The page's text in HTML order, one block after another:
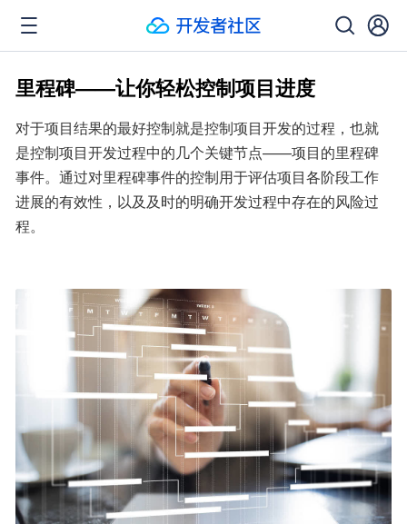
里程碑——让你轻松控制项目进度
对于项目结果的最好控制就是控制项目开发的过程，也就
是控制项目开发过程中的几个关键节点——项目的里程碑
事件。通过对里程碑事件的控制用于评估项目各阶段工作
进展的有效性，以及及时的明确开发过程中存在的风险过
程。